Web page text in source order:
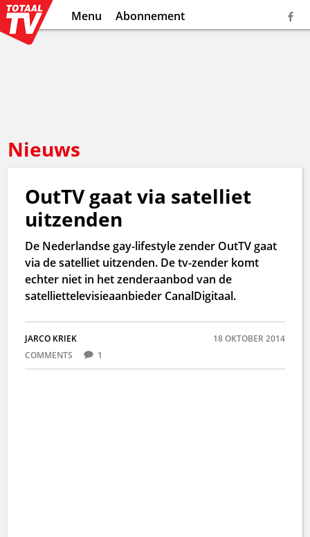
Menu Abonnement
Nieuws
OutTV gaat via satelliet
uitzenden
De Nederlandse gay-lifestyle zender OutTV gaat
via de satelliet uitzenden. De tv-zender komt
echter niet in het zenderaanbod van de
satelliettelevisieaanbieder CanalDigitaal.
JARCO KRIEK
18 OKTOBER 2014
COMMENTS
1